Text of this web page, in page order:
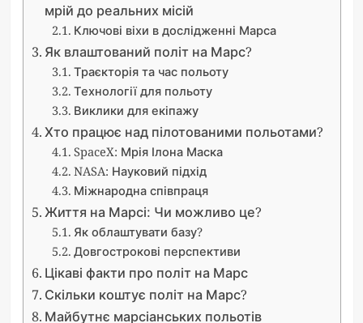
мрій до реальних місій
Ключові віхи в дослідженні Марса
Як влаштований політ на Марс?
Траєкторія та час польоту
Технології для польоту
Виклики для екіпажу
Хто працює над пілотованими польотами?
SpaceX: Мрія Ілона Маска
NASA: Науковий підхід
Міжнародна співпраця
Життя на Марсі: Чи можливо це?
Як облаштувати базу?
Довгострокові перспективи
Цікаві факти про політ на Марс
Скільки коштує політ на Марс?
Майбутнє марсіанських польотів